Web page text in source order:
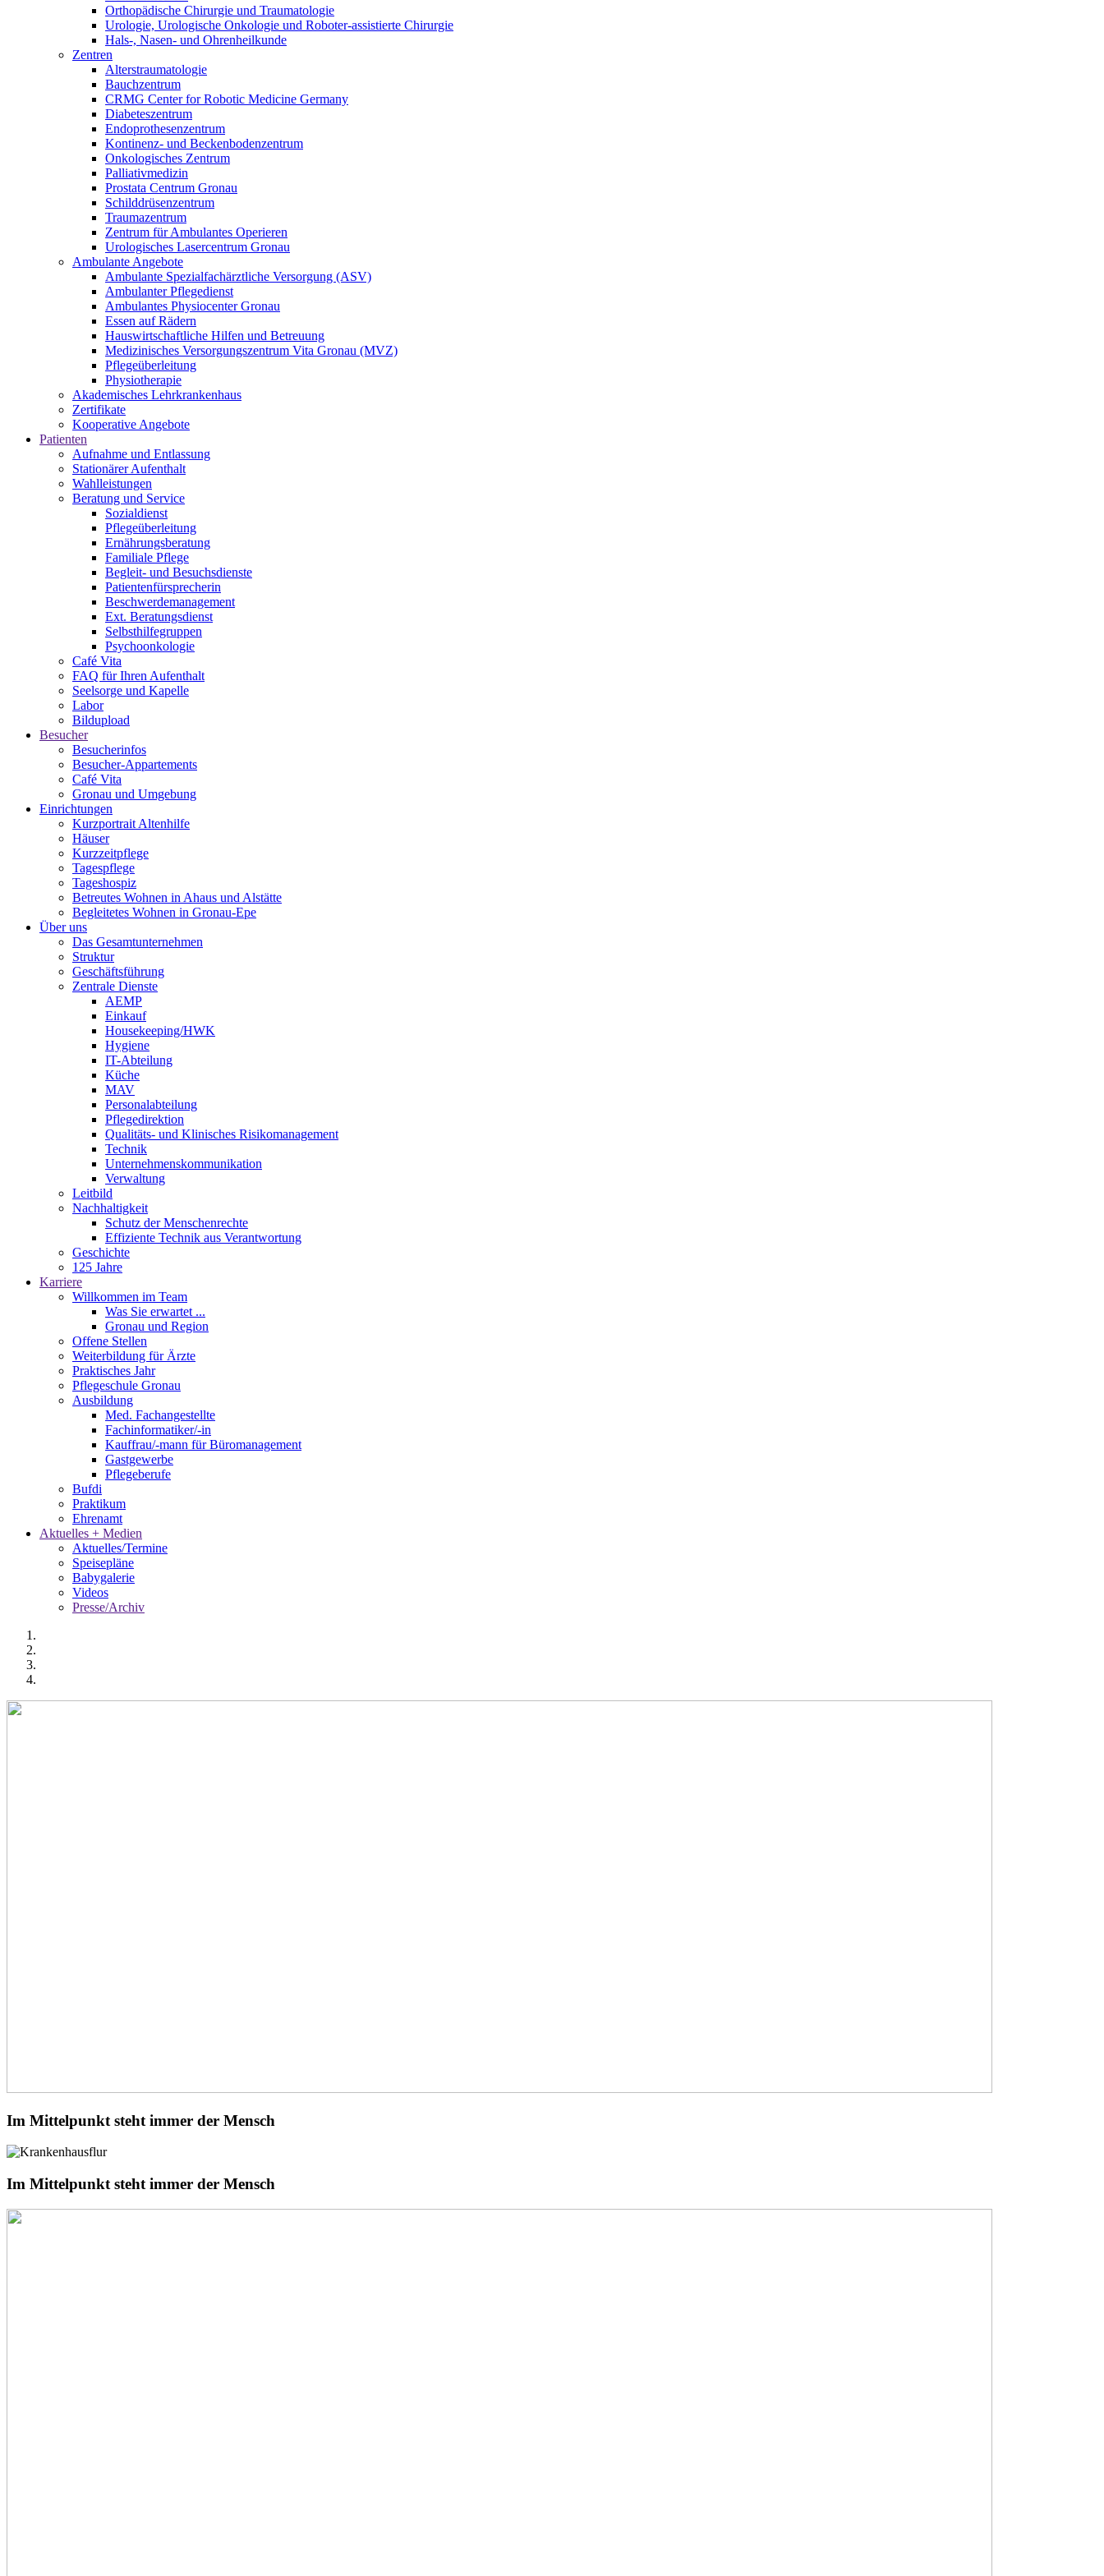
Orthopädische Chirurgie und Traumatologie
Urologie, Urologische Onkologie und Roboter-assistierte Chirurgie
Hals-, Nasen- und Ohrenheilkunde
Zentren
Alterstraumatologie
Bauchzentrum
CRMG Center for Robotic Medicine Germany
Diabeteszentrum
Endoprothesenzentrum
Kontinenz- und Beckenbodenzentrum
Onkologisches Zentrum
Palliativmedizin
Prostata Centrum Gronau
Schilddrüsenzentrum
Traumazentrum
Zentrum für Ambulantes Operieren
Urologisches Lasercentrum Gronau
Ambulante Angebote
Ambulante Spezialfachärztliche Versorgung (ASV)
Ambulanter Pflegedienst
Ambulantes Physiocenter Gronau
Essen auf Rädern
Hauswirtschaftliche Hilfen und Betreuung
Medizinisches Versorgungszentrum Vita Gronau (MVZ)
Pflegeüberleitung
Physiotherapie
Akademisches Lehrkrankenhaus
Zertifikate
Kooperative Angebote
Patienten
Aufnahme und Entlassung
Stationärer Aufenthalt
Wahlleistungen
Beratung und Service
Sozialdienst
Pflegeüberleitung
Ernährungsberatung
Familiale Pflege
Begleit- und Besuchsdienste
Patientenfürsprecherin
Beschwerdemanagement
Ext. Beratungsdienst
Selbsthilfegruppen
Psychoonkologie
Café Vita
FAQ für Ihren Aufenthalt
Seelsorge und Kapelle
Labor
Bildupload
Besucher
Besucherinfos
Besucher-Appartements
Café Vita
Gronau und Umgebung
Einrichtungen
Kurzportrait Altenhilfe
Häuser
Kurzzeitpflege
Tagespflege
Tageshospiz
Betreutes Wohnen in Ahaus und Alstätte
Begleitetes Wohnen in Gronau-Epe
Über uns
Das Gesamtunternehmen
Struktur
Geschäftsführung
Zentrale Dienste
AEMP
Einkauf
Housekeeping/HWK
Hygiene
IT-Abteilung
Küche
MAV
Personalabteilung
Pflegedirektion
Qualitäts- und Klinisches Risikomanagement
Technik
Unternehmenskommunikation
Verwaltung
Leitbild
Nachhaltigkeit
Schutz der Menschenrechte
Effiziente Technik aus Verantwortung
Geschichte
125 Jahre
Karriere
Willkommen im Team
Was Sie erwartet ...
Gronau und Region
Offene Stellen
Weiterbildung für Ärzte
Praktisches Jahr
Pflegeschule Gronau
Ausbildung
Med. Fachangestellte
Fachinformatiker/-in
Kauffrau/-mann für Büromanagement
Gastgewerbe
Pflegeberufe
Bufdi
Praktikum
Ehrenamt
Aktuelles + Medien
Aktuelles/Termine
Speisepläne
Babygalerie
Videos
Presse/Archiv
Im Mittelpunkt steht immer der Mensch
Im Mittelpunkt steht immer der Mensch